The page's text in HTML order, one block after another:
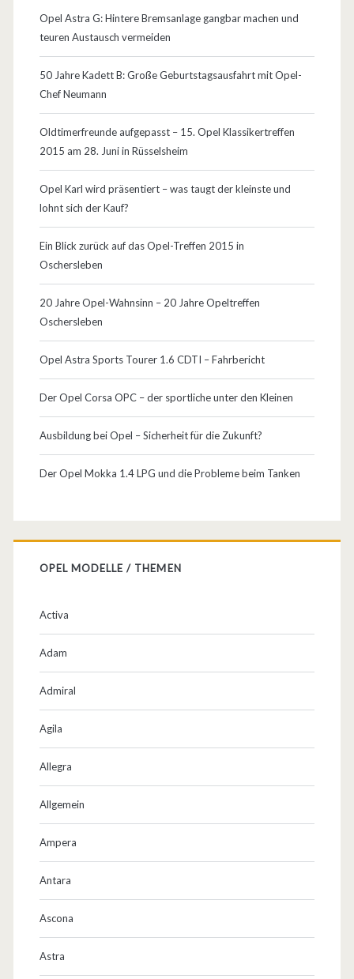
n
l
e
e
n
,
P
S
n
0
p
h
Opel Astra G: Hintere Bremsanlage gangbar machen und
teuren Austausch vermeiden
50 Jahre Kadett B: Große Geburtstagsausfahrt mit Opel-
Chef Neumann
Oldtimerfreunde aufgepasst – 15. Opel Klassikertreffen
2015 am 28. Juni in Rüsselsheim
Opel Karl wird präsentiert – was taugt der kleinste und
lohnt sich der Kauf?
Ein Blick zurück auf das Opel-Treffen 2015 in
Oschersleben
20 Jahre Opel-Wahnsinn – 20 Jahre Opeltreffen
Oschersleben
Opel Astra Sports Tourer 1.6 CDTI – Fahrbericht
Der Opel Corsa OPC – der sportliche unter den Kleinen
Ausbildung bei Opel – Sicherheit für die Zukunft?
Der Opel Mokka 1.4 LPG und die Probleme beim Tanken
OPEL MODELLE / THEMEN
Activa
Adam
Admiral
Agila
Allegra
Allgemein
Ampera
Antara
Ascona
Astra